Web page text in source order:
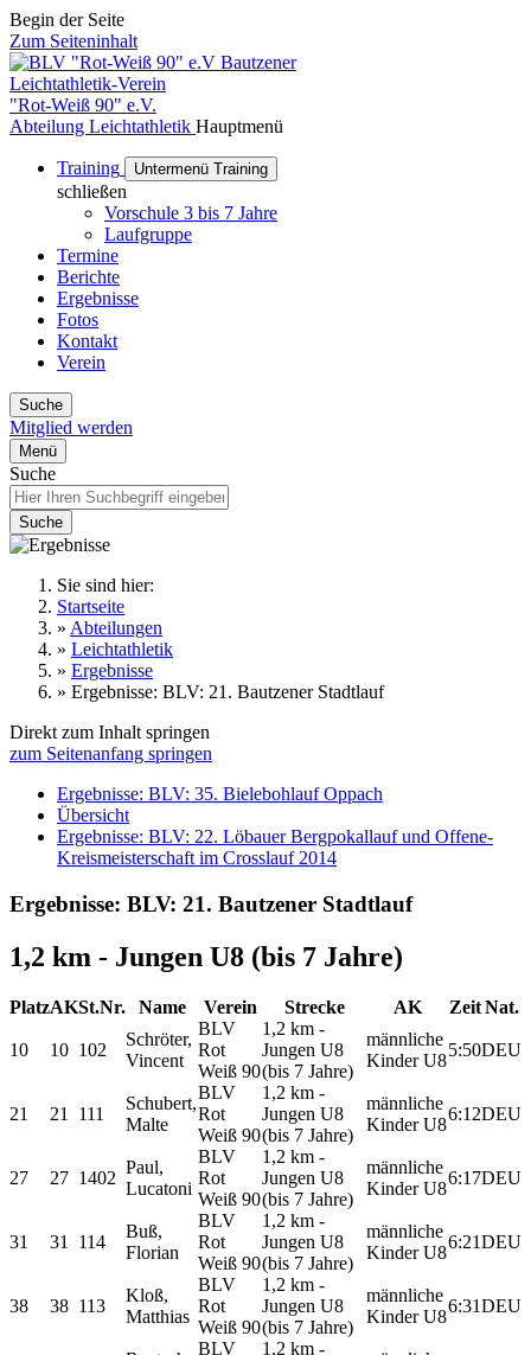
Begin der Seite
Zum Seiteninhalt
Bautzener
Leichtathletik-Verein
"Rot-Weiß 90" e.V.
Abteilung Leichtathletik Hauptmenü
Training Untermenü Training
schließen
Vorschule 3 bis 7 Jahre
Laufgruppe
Termine
Berichte
Ergebnisse
Fotos
Kontakt
Verein
Suche
Mitglied werden
Menü
Suche
Suche
Sie sind hier:
Startseite
» Abteilungen
» Leichtathletik
» Ergebnisse
» Ergebnisse: BLV: 21. Bautzener Stadtlauf
Direkt zum Inhalt springen
zum Seitenanfang springen
Ergebnisse: BLV: 35. Bielebohlauf Oppach
Übersicht
Ergebnisse: BLV: 22. Löbauer Bergpokallauf und Offene-
Kreismeisterschaft im Crosslauf 2014
Ergebnisse: BLV: 21. Bautzener Stadtlauf
1,2 km - Jungen U8 (bis 7 Jahre)
PlatzAKSt.Nr. Name Verein Strecke AK Zeit Nat.
10 10 102
Schröter,
Vincent
BLV
Rot
Weiß 90
1,2 km -
Jungen U8
(bis 7 Jahre)
männliche
Kinder U8
5:50DEU
21 21 111
Schubert,
Malte
BLV
Rot
Weiß 90
1,2 km -
Jungen U8
(bis 7 Jahre)
männliche
Kinder U8
6:12DEU
27 27 1402
Paul,
Lucatoni
BLV
Rot
Weiß 90
1,2 km -
Jungen U8
(bis 7 Jahre)
männliche
Kinder U8
6:17DEU
31 31 114
Buß,
Florian
BLV
Rot
Weiß 90
1,2 km -
Jungen U8
(bis 7 Jahre)
männliche
Kinder U8
6:21DEU
38 38 113
Kloß,
Matthias
BLV
Rot
Weiß 90
1,2 km -
Jungen U8
(bis 7 Jahre)
männliche
Kinder U8
6:31DEU
BLV
1,2 km -